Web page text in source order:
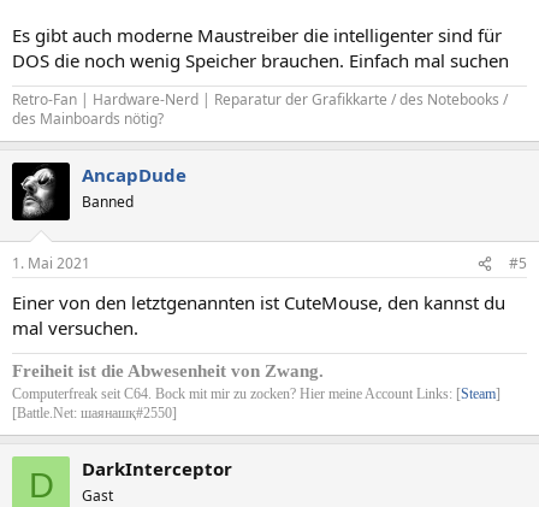
Es gibt auch moderne Maustreiber die intelligenter sind für
DOS die noch wenig Speicher brauchen. Einfach mal suchen
Retro-Fan | Hardware-Nerd | Reparatur der Grafikkarte / des Notebooks /
des Mainboards nötig?
AncapDude
Banned
1. Mai 2021 #5
Einer von den letztgenannten ist CuteMouse, den kannst du
mal versuchen.
Freiheit ist die Abwesenheit von Zwang.
Computerfreak seit C64. Bock mit mir zu zocken? Hier meine Account Links: [Steam]
[Battle.Net: шаянашқ#2550]
D DarkInterceptor
Gast